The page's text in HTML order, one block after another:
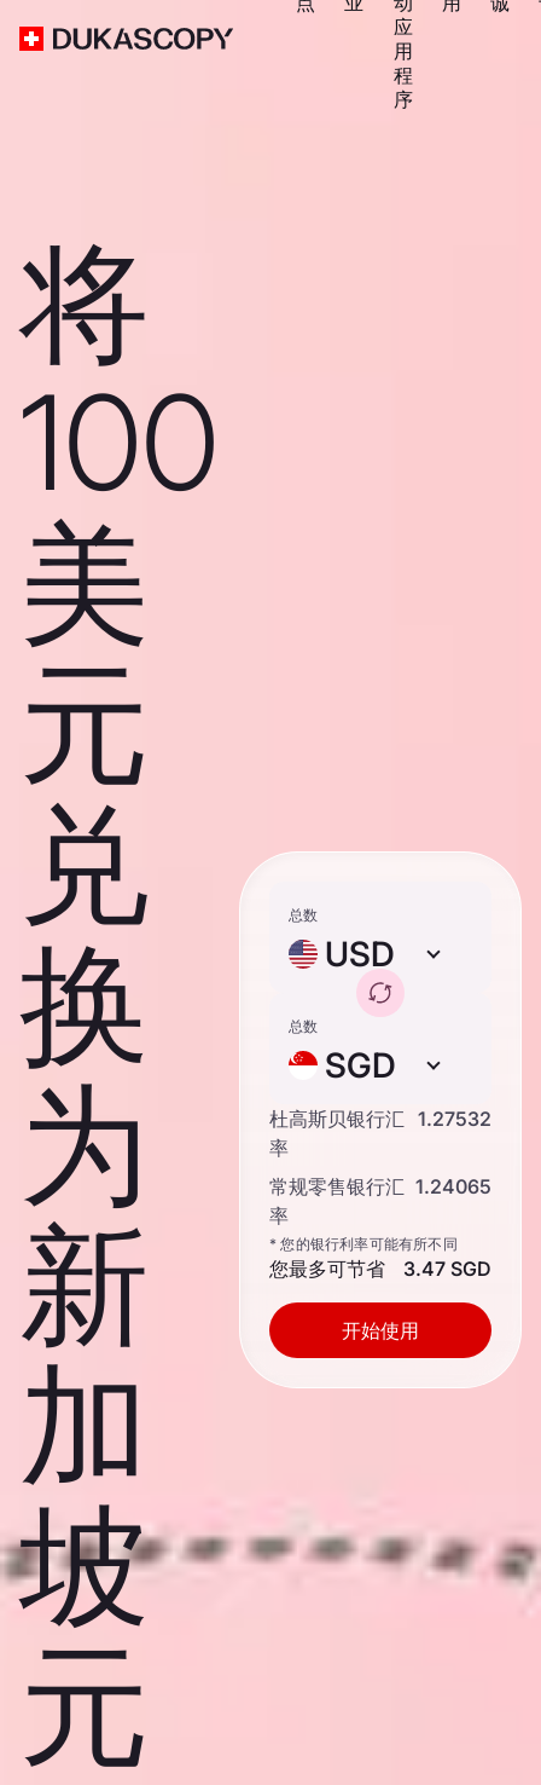
应
用
程
序
将
100
美
元
兑
换
为
新
加
坡
元
总数
USD
总数
SGD
杜高斯贝银行汇
率
1.27532
常规零售银行汇
率
1.24065
* 您的银行利率可能有所不同
您最多可节省 3.47 SGD
开始使用